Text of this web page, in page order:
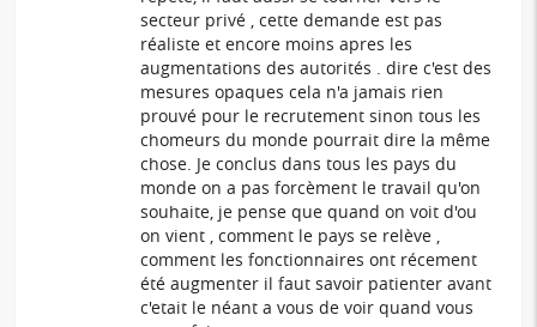
secteur privé , cette demande est pas
réaliste et encore moins apres les
augmentations des autorités . dire c'est des
mesures opaques cela n'a jamais rien
prouvé pour le recrutement sinon tous les
chomeurs du monde pourrait dire la même
chose. Je conclus dans tous les pays du
monde on a pas forcèment le travail qu'on
souhaite, je pense que quand on voit d'ou
on vient , comment le pays se relève ,
comment les fonctionnaires ont récement
été augmenter il faut savoir patienter avant
c'etait le néant a vous de voir quand vous